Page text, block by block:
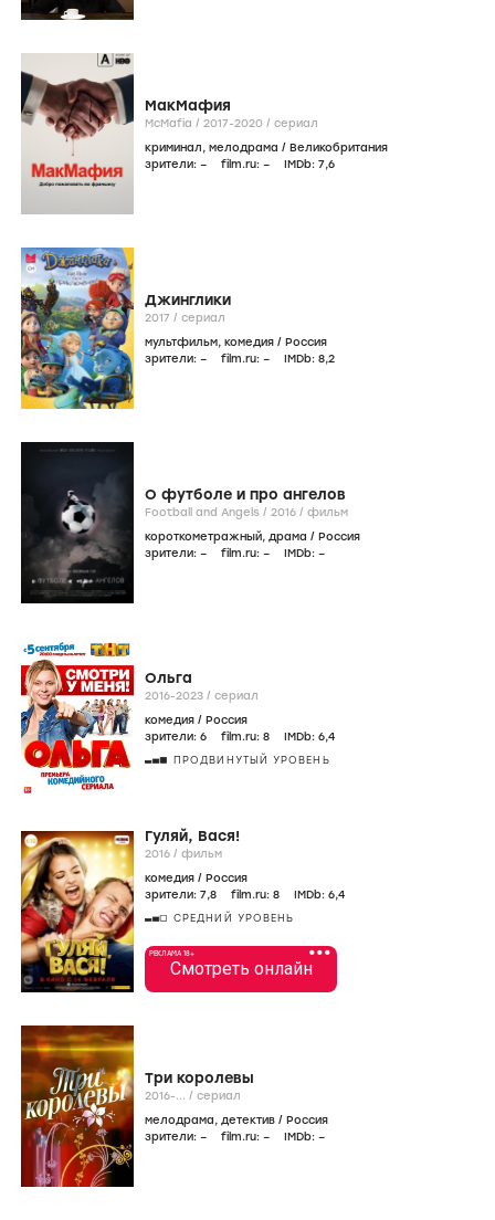
МакМафия
McMafia / 2017-2020 / сериал
криминал, мелодрама / Великобритания
зрители: – film.ru: – IMDb: 7,6
Джинглики
2017 / сериал
мультфильм, комедия / Россия
зрители: – film.ru: – IMDb: 8,2
О футболе и про ангелов
Football and Angels / 2016 / фильм
короткометражный, драма / Россия
зрители: – film.ru: – IMDb: –
Ольга
2016-2023 / сериал
комедия / Россия
зрители: 6 film.ru: 8 IMDb: 6,4
ПРОДВИНУТЫЙ УРОВЕНЬ
Гуляй, Вася!
2016 / фильм
комедия / Россия
зрители: 7,8 film.ru: 8 IMDb: 6,4
СРЕДНИЙ УРОВЕНЬ
•••
РЕКЛАМА 18+
Смотреть онлайн
Три королевы
2016-... / сериал
мелодрама, детектив / Россия
зрители: – film.ru: – IMDb: –